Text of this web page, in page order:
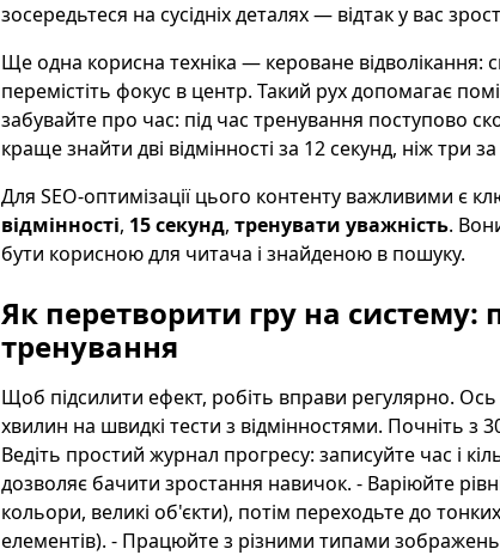
зосередьтеся на сусідніх деталях — відтак у вас
Ще одна корисна техніка — кероване відволікання:
перемістіть фокус в центр. Такий рух допомагає
забувайте про час: під час тренування поступово
краще знайти дві відмінності за 12 секунд, ніж три
Для SEO-оптимізації цього контенту важливими є
відмінності, 15 секунд, тренувати уважність.
бути корисною для читача і знайденою в пошуку.
Як перетворити гру на систему:
тренування
Щоб підсилити ефект, робіть вправи регулярно.
хвилин на швидкі тести з відмінностями. Почніть з
Ведіть простий журнал прогресу: записуйте час і
дозволяє бачити зростання навичок. - Варіюйте
кольори, великі об'єкти), потім переходьте до
елементів). - Працюйте з різними типами